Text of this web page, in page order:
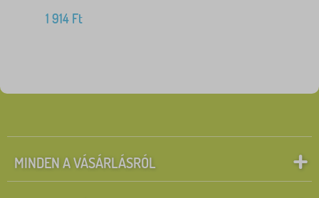
1 914 Ft
MINDEN A VÁSÁRLÁSRÓL